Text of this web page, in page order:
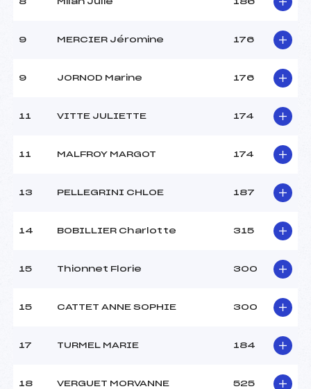
8 Milan Julie 186
9 MERCIER Jéromine 176
9 JORNOD Marine 176
11 VITTE JULIETTE 174
11 MALFROY MARGOT 174
13 PELLEGRINI CHLOE 187
14 BOBILLIER Charlotte 315
15 Thionnet Florie 300
15 CATTET ANNE SOPHIE 300
17 TURMEL MARIE 184
18 VERGUET MORVANNE 525